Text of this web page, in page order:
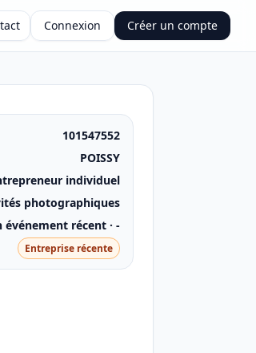
Connexion Créer un compte
101547552
POISSY
individuel
photographiques
événement récent · -
Entreprise récente